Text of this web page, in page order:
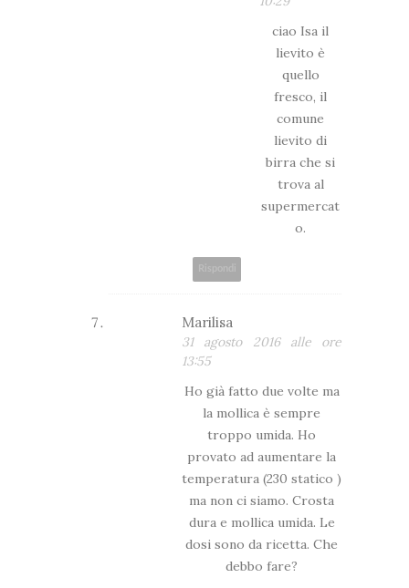
ciao Isa il
lievito è
quello
fresco, il
comune
lievito di
birra che si
trova al
supermercat
o.
Marilisa
31 agosto 2016 alle ore
13:55
Ho già fatto due volte ma
la mollica è sempre
troppo umida. Ho
provato ad aumentare la
temperatura (230 statico )
ma non ci siamo. Crosta
dura e mollica umida. Le
dosi sono da ricetta. Che
debbo fare?